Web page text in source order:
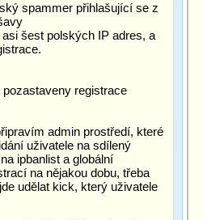
spammer přihlašující se z
šest polských IP adres, a
pozastaveny registrace
admin prostředí, které
uživatele na sdílený
ipbanlist a globální
na nějakou dobu, třeba
udělat kick, který uživatele